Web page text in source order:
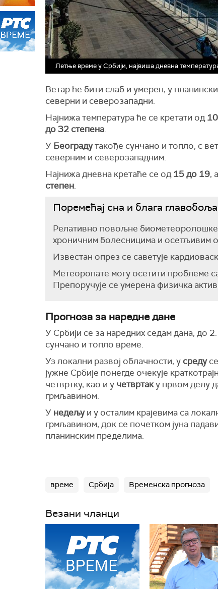
Летње време у Србији, највиша дневна
Ветар ће бити слаб и умерен, у
северни и северозападни.
Најнижа температура ће се кретати од
до 32 степена.
У Београдутакође сунчано и топло, с
северним и северозападним.
Најнижа дневна кретаће се од15 до 19,
степен.
Поремећај сна и блага главобоља
Релативно повољне
хроничним болесницима и осетљивим
Известан опрез се саветује
Метеоропате могу осетити проблеме
Препоручује се умерена физичка
Прогноза за наредне дане
У Србији се за наредних седам дана, до
сунчано и топло време.
Уз локални развој облачности, у среду
јужне Србије понегде очекује
четвртку, као и у четвртаку првом делу
грмљавином.
У недељуи у осталим крајевима са
грмљавином, док се почетком јуна
планинским пределима.
време Србија Временска прогноза
Везани чланци